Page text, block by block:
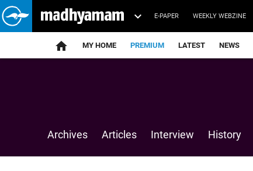
E-PAPER WEEKLY WEBZINE
home MY HOME PREMIUM LATEST NEWS
Archives Articles Interview History